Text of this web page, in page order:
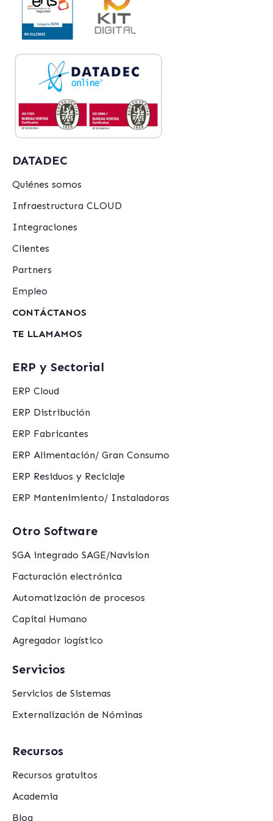
DATADEC
Quiénes somos
Infraestructura CLOUD
Integraciones
Clientes
Partners
Empleo
CONTÁCTANOS
TE LLAMAMOS
ERP y Sectorial
ERP Cloud
ERP Distribución
ERP Fabricantes
ERP Alimentación/ Gran Consumo
ERP Residuos y Reciclaje
ERP Mantenimiento/ Instaladoras
Otro Software
SGA integrado SAGE/Navision
Facturación electrónica
Automatización de procesos
Capital Humano
Agregador logístico
Servicios
Servicios de Sistemas
Externalización de Nóminas
Recursos
Recursos gratuitos
Academia
Blog